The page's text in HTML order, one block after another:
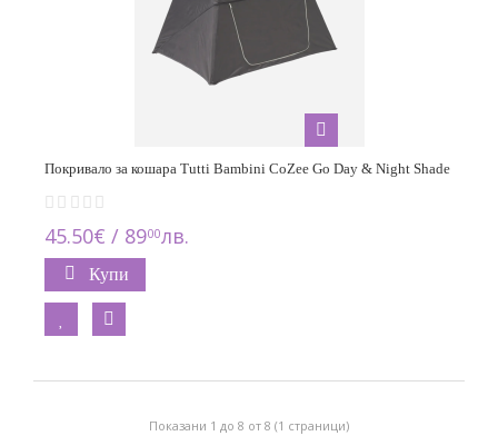
Покривало за кошара Tutti Bambini CoZee Go Day & Night Shade
45.50€ / 8900лв.
Купи
Показани 1 до 8 от 8 (1 страници)